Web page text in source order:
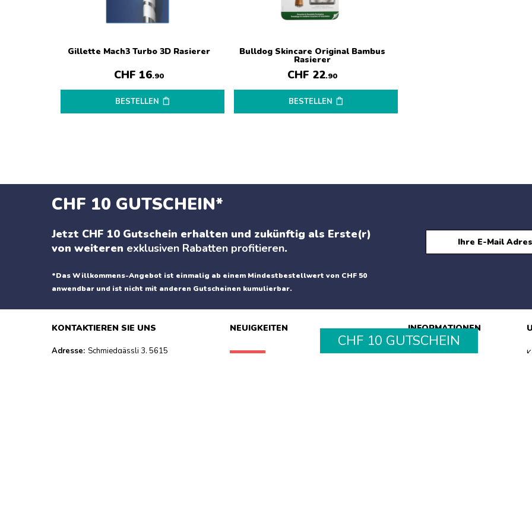
Gillette Mach3 Turbo 3D Rasierer
CHF 16.90
BESTELLEN
Bulldog Skincare Original Bambus
Rasierer
CHF 22.90
BESTELLEN
CHF 10 GUTSCHEIN*
Jetzt CHF 10 Gutschein erhalten und zukünftig als Erste(r)
von weiteren exklusiven Rabatten profitieren.
*Das Willkommens-Angebot ist einmalig ab einem Mindestbestellwert von CHF 50
anwendbar und ist nicht mit anderen Gutscheinen kumulierbar.
KONTAKTIEREN SIE UNS
Adresse: Schmiedgässli 3, 5615
NEUIGKEITEN INFORMATIONEN
Impressum
CHF 10 GUTSCHEIN